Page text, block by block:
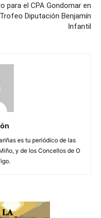
para el CPA Gondomar en
Diputación Benjamín
Infantil
es tu periódico de las
y de los Concellos de O